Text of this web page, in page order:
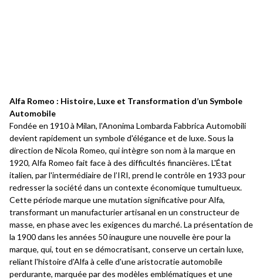
Alfa Romeo : Histoire, Luxe et Transformation d’un Symbole
Automobile
Fondée en 1910 à Milan, l'Anonima Lombarda Fabbrica Automobili
devient rapidement un symbole d'élégance et de luxe. Sous la
direction de Nicola Romeo, qui intègre son nom à la marque en
1920, Alfa Romeo fait face à des difficultés financières. L'État
italien, par l'intermédiaire de l’IRI, prend le contrôle en 1933 pour
redresser la société dans un contexte économique tumultueux.
Cette période marque une mutation significative pour Alfa,
transformant un manufacturier artisanal en un constructeur de
masse, en phase avec les exigences du marché. La présentation de
la 1900 dans les années 50 inaugure une nouvelle ère pour la
marque, qui, tout en se démocratisant, conserve un certain luxe,
reliant l'histoire d'Alfa à celle d'une aristocratie automobile
perdurante, marquée par des modèles emblématiques et une